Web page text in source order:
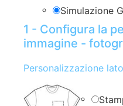
Simulazione
1 - Configura la
immagine -
Personalizzazione